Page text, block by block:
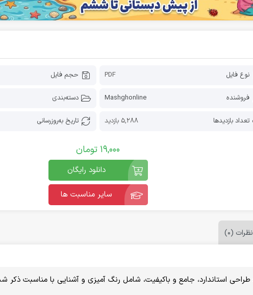
نوع فایل PDF حجم فایل
فروشنده Mashghonline دسته‌بندی
تعداد بازدیدها 5,288 بازدید تاریخ به‌روز‌رسانی
19,000 تومان
دانلود رایگان
سایر مناسبت ها
نظرات (0)
طراحی استاندارد، جامع و باکیفیت، شامل رنگ آمیزی و آشنایی با مناسبت ذکر